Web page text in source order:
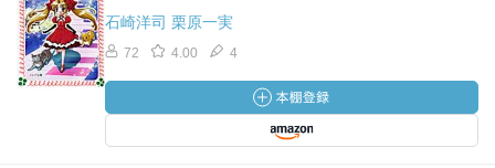
石崎洋司 栗原一実
72 4.00 4